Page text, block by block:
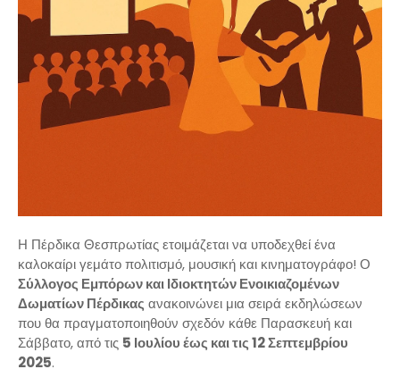
Η Πέρδικα Θεσπρωτίας ετοιμάζεται να υποδεχθεί ένα
καλοκαίρι γεμάτο πολιτισμό, μουσική και κινηματογράφο! Ο
Σύλλογος Εμπόρων και Ιδιοκτητών Ενοικιαζομένων
Δωματίων Πέρδικας ανακοινώνει μια σειρά εκδηλώσεων
που θα πραγματοποιηθούν σχεδόν κάθε Παρασκευή και
Σάββατο, από τις 5 Ιουλίου έως και τις 12 Σεπτεμβρίου
2025.